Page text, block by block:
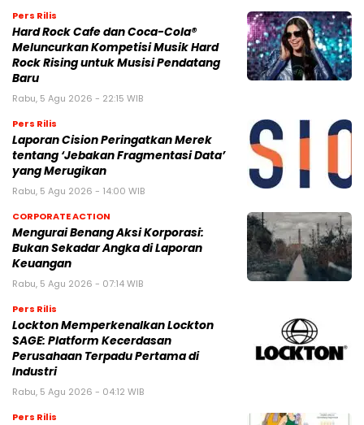
Pers Rilis
Hard Rock Cafe dan Coca-Cola®
Meluncurkan Kompetisi Musik Hard
Rock Rising untuk Musisi Pendatang
Baru
Rabu, 5 Agu 2026 - 22:15 WIB
Pers Rilis
Laporan Cision Peringatkan Merek
tentang ‘Jebakan Fragmentasi Data’
yang Merugikan
Rabu, 5 Agu 2026 - 14:00 WIB
CORPORATE ACTION
Mengurai Benang Aksi Korporasi:
Bukan Sekadar Angka di Laporan
Keuangan
Rabu, 5 Agu 2026 - 07:14 WIB
Pers Rilis
Lockton Memperkenalkan Lockton
SAGE: Platform Kecerdasan
Perusahaan Terpadu Pertama di
Industri
Rabu, 5 Agu 2026 - 04:12 WIB
Pers Rilis